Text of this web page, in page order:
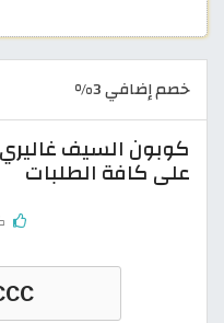
خصم إضافي 3%
على كافة الطلبات